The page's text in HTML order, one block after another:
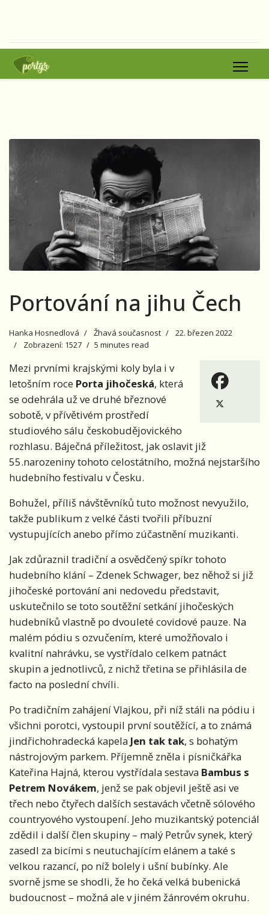
Portování na jihu Čech
Hanka Hosnedlová Žhavá současnost
22. březen 2022
Zobrazení: 1527
5 minutes read
Mezi prvními krajskými koly byla i v
letošním roce Porta jihočeská, která
se odehrála už ve druhé březnové
sobotě, v přívětivém prostředí
studiového sálu českobudějovického
rozhlasu. Báječná příležitost, jak oslavit již
55.narozeniny tohoto celostátního, možná nejstaršího
hudebního festivalu v Česku.
Bohužel, příliš návštěvníků tuto možnost nevyužilo,
takže publikum z velké části tvořili příbuzní
vystupujících anebo přímo zúčastnění muzikanti.
Jak zdůraznil tradiční a osvědčený spíkr tohoto
hudebního klání – Zdenek Schwager, bez něhož si již
jihočeské portování ani nedovedu představit,
uskutečnilo se toto soutěžní setkání jihočeských
hudebníků vlastně po dvouleté covidové pauze. Na
malém pódiu s ozvučením, které umožňovalo i
kvalitní nahrávku, se vystřídalo celkem patnáct
skupin a jednotlivců, z nichž třetina se přihlásila de
facto na poslední chvíli.
Po tradičním zahájení Vlajkou, při níž stáli na pódiu i
všichni porotci, vystoupil první soutěžící, a to známá
jindřichohradecká kapela Jen tak tak, s bohatým
nástrojovým parkem. Příjemně zněla i písničkářka
Kateřina Hajná, kterou vystřídala sestava Bambus s
Petrem Novákem, jenž se pak objevil ještě asi ve
třech nebo čtyřech dalších sestavách včetně sólového
countryového vystoupení. Jeho muzikantský potenciál
zdědil i další člen skupiny – malý Petrův synek, který
zasedl za bicími s neutuchajícím elánem a také s
velkou razancí, po níž bolely i ušní bubínky. Ale
svorně jsme se shodli, že ho čeká velká bubenická
budoucnost – možná ale v jiném žánrovém okruhu.